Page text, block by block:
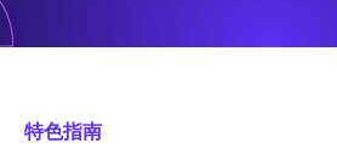
特色指南